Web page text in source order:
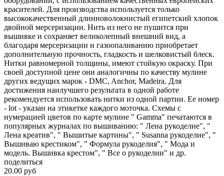
красителей. Для производства используется только
высококачественный длинноволокнистый египетский хлопок
двойной мерсеризации. Нить из него не пушится при
вышивке и сохраняет великолепный внешний вид, а
благодаря мерсеризации и газоопаливанию приобретает
дополнительную прочность, гладкость и шелковистый блеск.
Нитки равномерной толщины, имеют стойкую окраску. При
своей доступной цене они аналогичны по качеству мулине
других ведущих марок - DMC, Anchor, Madeira. Для
достижения наилучшего результата в одной работе
рекомендуется использовать нитки из одной партии. Ее номер
- lot - указан на этикетке каждого моточка. Схемы с
нумерацией цветов по карте мулине " Gamma" печатаются в
популярных журналах по вышиванию: " Лена рукоделие", "
Лена креатив", " Вышитые картины", " Susanna рукоделие", "
Вышиваю крестиком", " Формула рукоделия", " Мода и
модель. Вышивка крестом", " Все о рукоделии" и др.
поделиться
20.00 руб